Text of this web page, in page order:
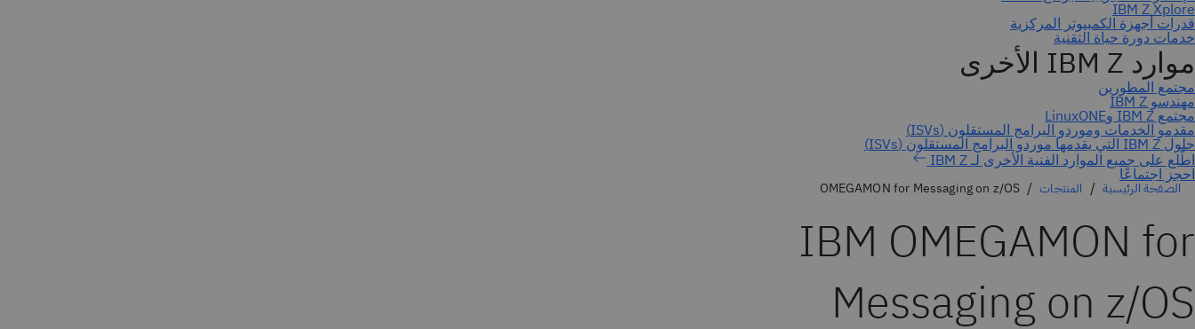
احجز اجتماعًا
الصفحة الرئيسية المنتجات OMEGAMON for Messaging on z/OS
IBM OMEGAMON for
Messaging on z/OS